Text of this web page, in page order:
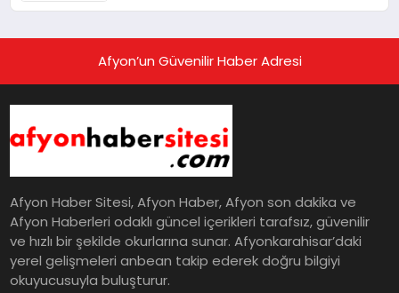
Afyon’un Güvenilir Haber Adresi
Afyon Haber Sitesi, Afyon Haber, Afyon son dakika ve
Afyon Haberleri odaklı güncel içerikleri tarafsız, güvenilir
ve hızlı bir şekilde okurlarına sunar. Afyonkarahisar’daki
yerel gelişmeleri anbean takip ederek doğru bilgiyi
okuyucusuyla buluşturur.